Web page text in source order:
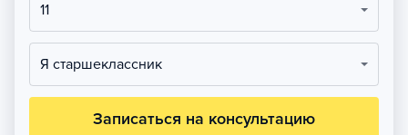
11
Я старшеклассник
Записаться на консультацию